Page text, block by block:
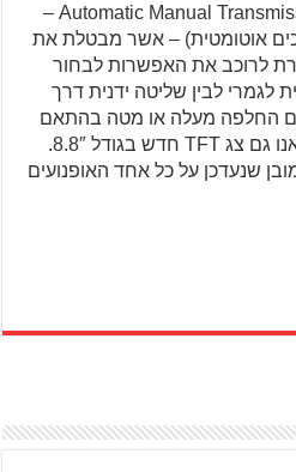
חוץ מגיר ה-AMT (ר"ת Automatic Manual Transmission –
אוטומטית) – אשר מבטלת את
לרוכב את האפשרות לבחור
לגמרי לבין שליטה ידנית דרך
החלפה מעלה או מטה בהתאם
לבחירה – יציגו ק.ט.מ במילאנו גם צג TFT חדש בגודל 8.8″.
שנעדכן על כל אחד האופנועים